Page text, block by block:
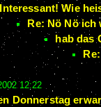
Interessant! Wie
Re: Nö Nö ich
hab das
12:22
Donnerstag